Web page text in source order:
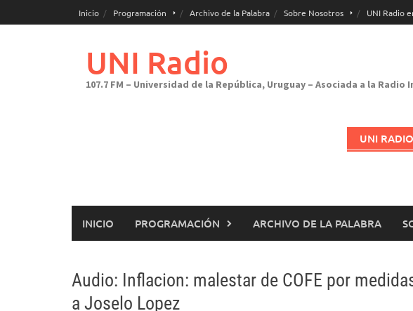
al
Inicio Programación Archivo de la Palabra Sobre Nosotros UNI Radio
UNI Radio
107.7 FM – Universidad de la República, Uruguay – Asociada a la
UNI
INICIO PROGRAMACIÓN ARCHIVO DE LA PALABRA
Audio: Inflacion: malestar de COFE por
a Joselo Lopez